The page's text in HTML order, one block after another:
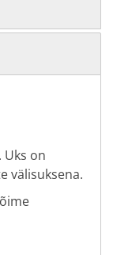
Uks on
välisuksena.